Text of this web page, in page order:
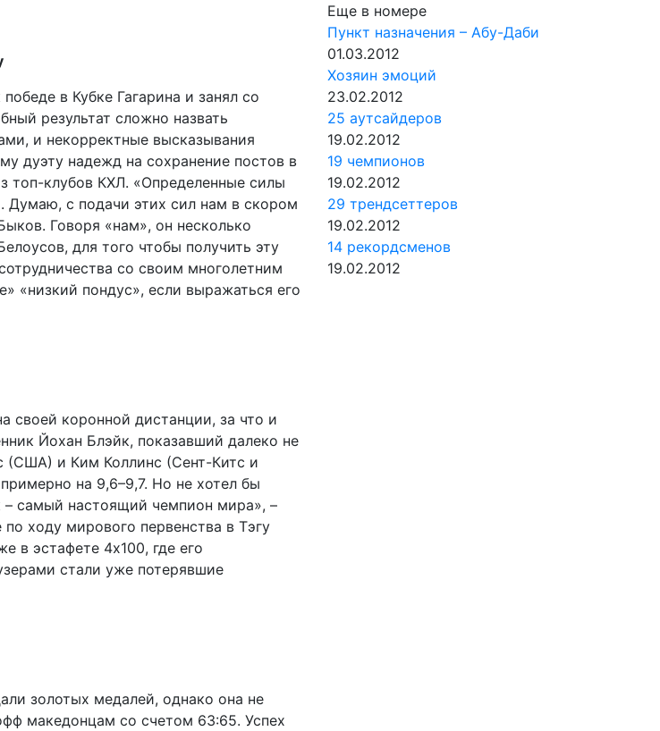
в Кубке Гагарина и занял со
результат сложно назвать
и некорректные высказывания
дуэту надежд на сохранение постов в
топ-клубов КХЛ. «Определенные силы
Думаю, с подачи этих сил нам в скором
Говоря «нам», он несколько
для того чтобы получить эту
со своим многолетним
«низкий пондус», если выражаться его
своей коронной дистанции, за что и
Йохан Блэйк, показавший далеко не
(США) и Ким Коллинс (Сент-Китс и
на 9,6–9,7. Но не хотел бы
– самый настоящий чемпион мира», –
ходу мирового первенства в Тэгу
в эстафете 4х100, где его
стали уже потерявшие
золотых медалей, однако она не
македонцам со счетом 63:65. Успех
Еще в номере
Пункт назначения – Абу-Даби
01.03.2012
Хозяин эмоций
23.02.2012
25 аутсайдеров
19.02.2012
19 чемпионов
19.02.2012
29 трендсеттеров
19.02.2012
14 рекордсменов
19.02.2012